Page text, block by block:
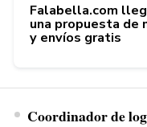
Falabella.com
una propuesta de
y envíos gratis
Coordinador de